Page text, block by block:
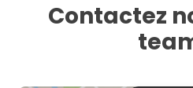
17 18
Contactez